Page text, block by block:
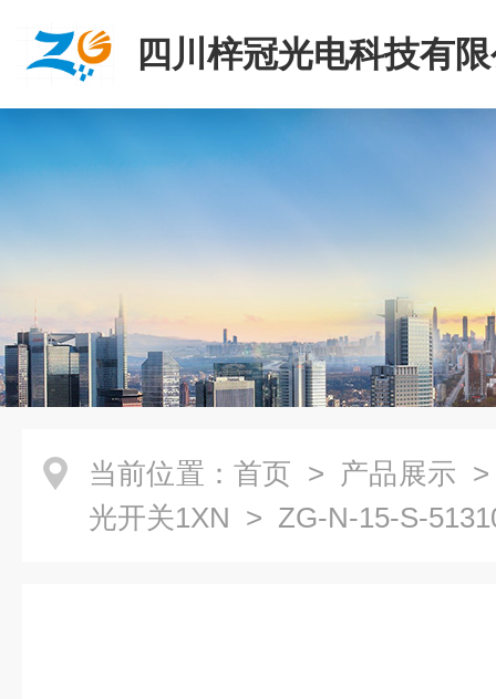
四川梓冠光电科技有
当前位置： 首页 > 产品展示
光开关1XN > ZG-N-15-S-